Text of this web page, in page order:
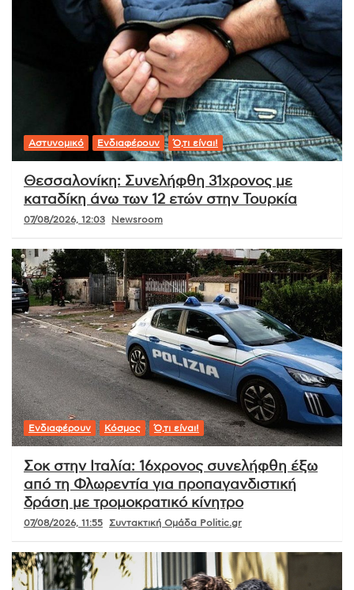
Αστυνομικό Ενδιαφέρουν Ό,τι είναι!
Θεσσαλονίκη: Συνελήφθη 31χρονος με
καταδίκη άνω των 12 ετών στην Τουρκία
07/08/2026, 12:03 Newsroom
Ενδιαφέρουν Κόσμος Ό,τι είναι!
Σοκ στην Ιταλία: 16χρονος συνελήφθη έξω
από τη Φλωρεντία για προπαγανδιστική
δράση με τρομοκρατικό κίνητρο
07/08/2026, 11:55 Συντακτική Ομάδα Politic.gr